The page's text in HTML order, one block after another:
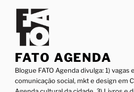
conteúdo
FATO AGENDA
Blogue FATO Agenda divulga: 1)
comunicação social, mkt e design em